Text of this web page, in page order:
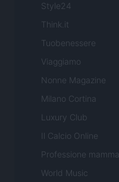
Style24
Think.it
Tuobenessere
Viaggiamo
Nonne Magazine
Milano Cortina
Luxury Club
Il Calcio Online
Professione mamma
World Music